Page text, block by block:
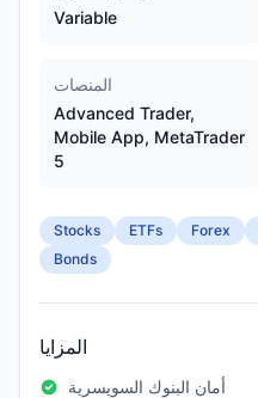
Variable
المنصات
Advanced Trader,
Mobile App, MetaTrader
5
Stocks ETFs Forex
Bonds
المزايا
أمان البنوك السويسرية